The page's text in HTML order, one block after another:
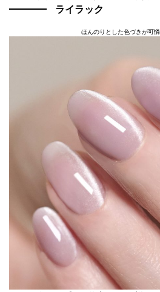
ライラック
ほんのりとした色づきが可憐